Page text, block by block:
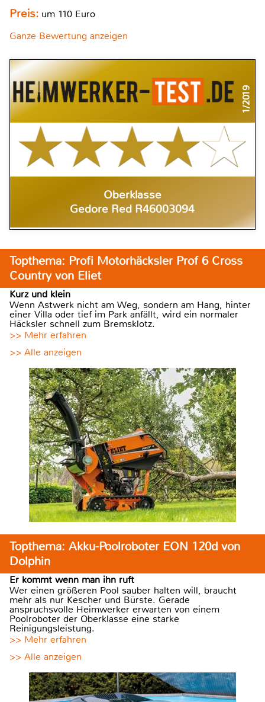
Preis: um 110 Euro
Ganze Bewertung anzeigen
1/2019
Oberklasse
Gedore Red R46003094
Topthema: Profi Motorhäcksler Prof 6 Cross
Country von Eliet
Kurz und klein
Wenn Astwerk nicht am Weg, sondern am Hang, hinter
einer Villa oder tief im Park anfällt, wird ein normaler
Häcksler schnell zum Bremsklotz.
>> Mehr erfahren
>> Alle anzeigen
Topthema: Akku-Poolroboter EON 120d von
Dolphin
Er kommt wenn man ihn ruft
Wer einen größeren Pool sauber halten will, braucht
mehr als nur Kescher und Bürste. Gerade
anspruchsvolle Heimwerker erwarten von einem
Poolroboter der Oberklasse eine starke
Reinigungsleistung.
>> Mehr erfahren
>> Alle anzeigen